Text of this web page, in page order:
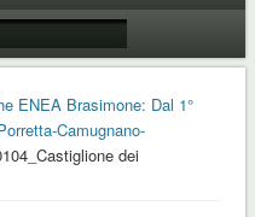
ENEA Brasimone: Dal 1°
Camugnano-
dei